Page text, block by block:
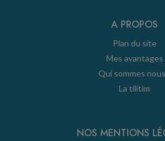
A PROPOS
Plan du site
Mes avantages
Qui sommes
La tilitim
NOS MENTIONS